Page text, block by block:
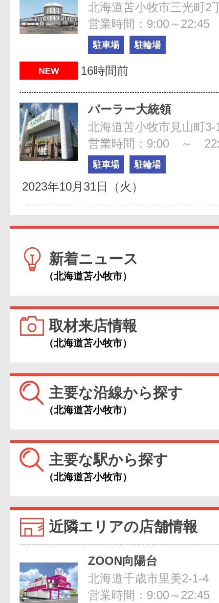
北海道苫小牧市三光町2
営業時間：9:00～22:45
駐車場 駐輪場
NEW 16時間前
パーラー大統領
北海道苫小牧市見山町3-
営業時間：9:00 ～
駐車場 駐輪場
2023年10月31日（火）
新着ニュース
（北海道苫小牧市）
取材来店情報
（北海道苫小牧市）
主要な沿線から探す
（北海道苫小牧市）
主要な駅から探す
（北海道苫小牧市）
近隣エリアの店舗情報
ZOON向陽台
北海道千歳市里美2-1-4
営業時間：9:00～22:45